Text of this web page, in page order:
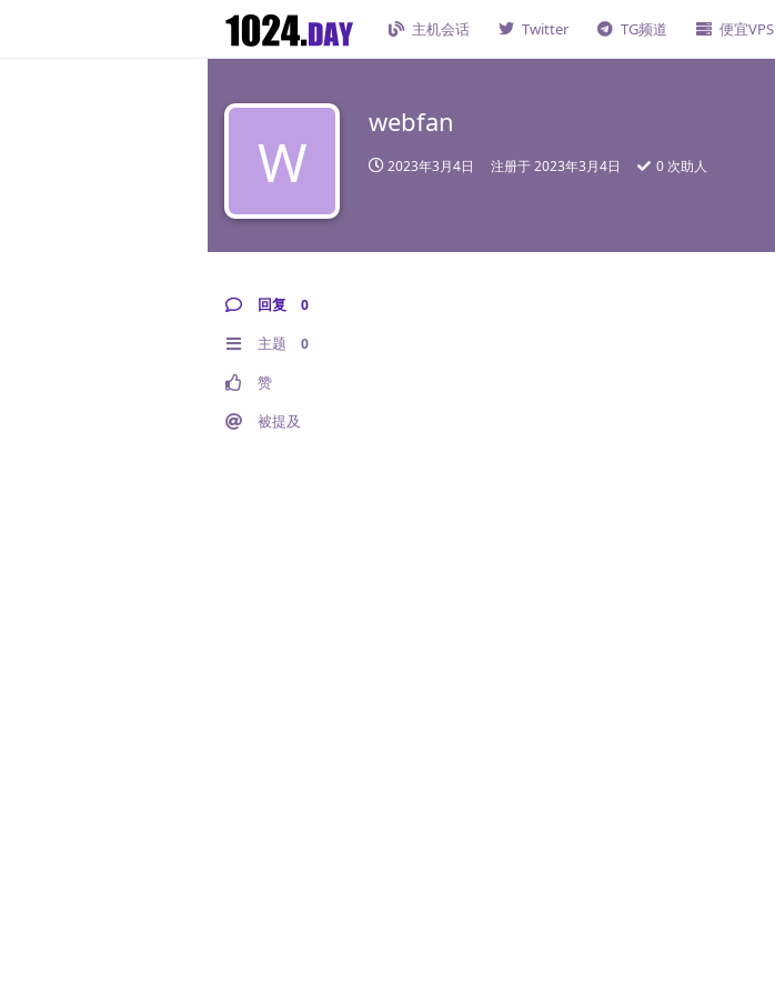
主机会话 Twitter TG频道 便宜VPS
W
webfan
2023年3月4日 注册于2023年3月4日 0 次助人
回复 0
主题 0
赞
被提及